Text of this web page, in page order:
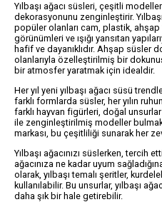
Yılbaşı ağacı süsleri, çeşitli
dekorasyonunu zenginleştirir.
popüler olanları cam, plastik,
görünümleri ve ışığı yansıtan
hafif ve dayanıklıdır. Ahşap süsler
olanlarıyla özelleştirilmiş bir
bir atmosfer yaratmak için idealdir.
Her yıl yeni yılbaşı ağacı süsü
farklı formlarda süsler, her yılın
farklı hayvan figürleri, doğal
ile zenginleştirilmiş modeller
markası, bu çeşitliliği sunarak her
Yılbaşı ağacınızı süslerken, tercih
ağacınıza ne kadar uyum
olarak, yılbaşı temalı şeritler,
kullanılabilir. Bu unsurlar, yılbaşı
daha şık bir hale getirebilir.